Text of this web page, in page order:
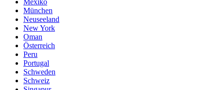
Mexiko
München
Neuseeland
New York
Oman
Österreich
Peru
Portugal
Schweden
Schweiz